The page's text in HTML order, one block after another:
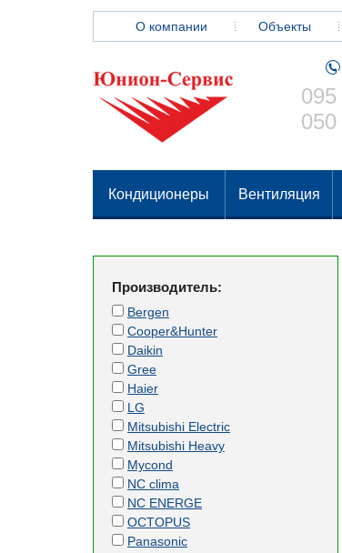
О компании Объекты
095
050
Кондиционеры Вентиляция
Производитель:
Bergen
Cooper&Hunter
Daikin
Gree
Haier
LG
Mitsubishi Electric
Mitsubishi Heavy
Mycond
NC clima
NC ENERGE
OCTOPUS
Panasonic